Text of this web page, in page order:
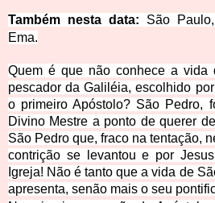
Também nesta data: São
Ema.
Quem é que não conhece a vida
pescador da Galiléia, escolhido
o primeiro Apóstolo? São Pedro,
Divino Mestre a ponto de querer
São Pedro que, fraco na tentação,
contrição se levantou e por
Igreja! Não é tanto que a vida de
apresenta, senão mais o seu